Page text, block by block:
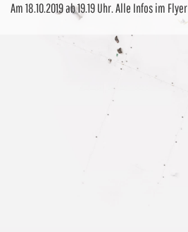
Am 18.10.2019 ab 19.19 Uhr. Alle Infos im Flyer